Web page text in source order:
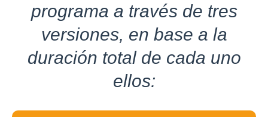
programa a través de tres
versiones, en base a la
duración total de cada uno
ellos: